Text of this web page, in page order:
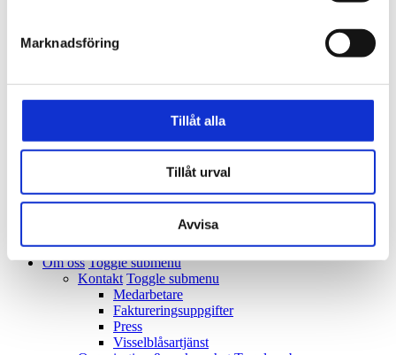
(BSTT)
Här är mitt liv
Anlita oss Toggle submenu
Platsutveckling
Konservering
Lokaler
Kostymateljé
Om oss Toggle submenu
Kontakt Toggle submenu
Medarbetare
Faktureringsuppgifter
Press
Visselblåsartjänst
Marknadsföring
Tillåt alla
Tillåt urval
Avvisa